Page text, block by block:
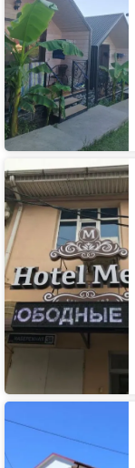
Mery
Отель
Живописный